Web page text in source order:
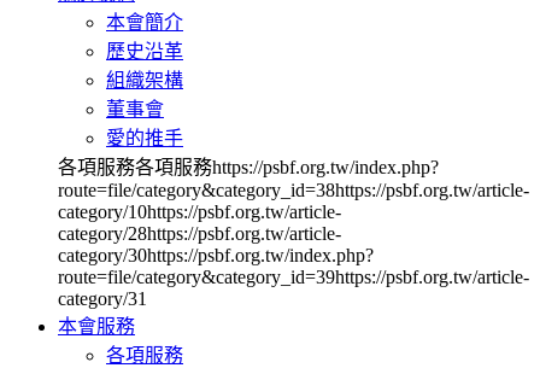
本會簡介
歷史沿革
組織架構
董事會
愛的推手
各項服務各項服務https://psbf.org.tw/index.php?
route=file/category&category_id=38https://psbf.org.tw/article-
category/10https://psbf.org.tw/article-
category/28https://psbf.org.tw/article-
category/30https://psbf.org.tw/index.php?
route=file/category&category_id=39https://psbf.org.tw/article-
category/31
本會服務
各項服務